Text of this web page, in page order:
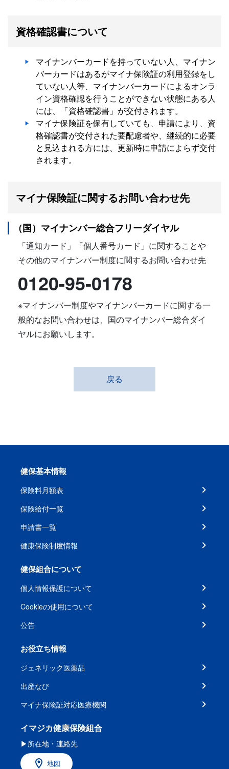
資格確認書について
マイナンバーカードを持っていない人、マイナン
バーカードはあるがマイナ保険証の利用登録をし
ていない人等、マイナンバーカードによるオンラ
イン資格確認を行うことができない状態にある人
には、「資格確認書」が交付されます。
マイナ保険証を保有していても、申請により、資
格確認書が交付された要配慮者や、継続的に必要
と見込まれる方には、更新時に申請によらず交付
されます。
マイナ保険証に関するお問い合わせ先
（国）マイナンバー総合フリーダイヤル
「通知カード」「個人番号カード」に関することや
その他のマイナンバー制度に関するお問い合わせ先
0120-95-0178
※マイナンバー制度やマイナンバーカードに関する一
般的なお問い合わせは、国のマイナンバー総合ダイ
ヤルにお願いします。
戻る
健保基本情報
保険料月額表
保険給付一覧
申請書一覧
健康保険制度情報
健保組合について
個人情報保護について
Cookieの使用について
公告
お役立ち情報
ジェネリック医薬品
出産なび
マイナ保険証対応医療機関
イマジカ健康保険組合
▶所在地・連絡先
地図